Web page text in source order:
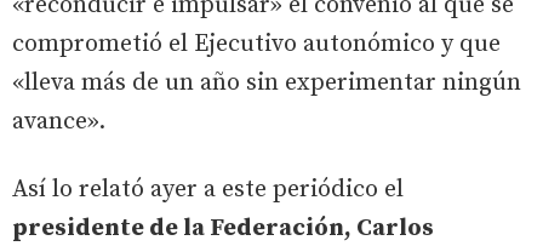
comprometió el Ejecutivo autonómico y que
«lleva más de un año sin experimentar ningún
avance».
Así lo relató ayer a este periódico el
presidente de la Federación, Carlos